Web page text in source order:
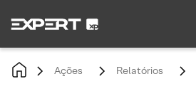
Ações Relatórios